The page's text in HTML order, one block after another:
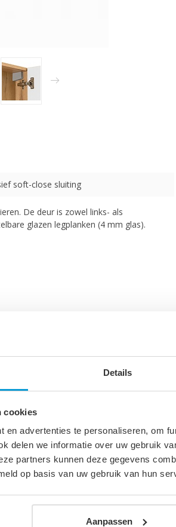
Details
cookies
en advertenties te personaliseren, om
delen we informatie over uw gebruik
partners kunnen deze gegevens
op basis van uw gebruik van hun
Aanpassen
soft-close sluiting
De deur is zowel links- als
glazen legplanken (4 mm glas).